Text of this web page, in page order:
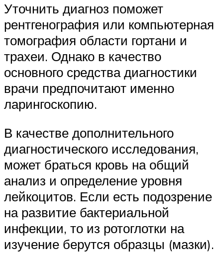
Уточнить диагноз поможет
рентгенография или компьютерная
томография области гортани и
трахеи. Однако в качество
основного средства диагностики
врачи предпочитают именно
ларингоскопию.
В качестве дополнительного
диагностического исследования,
может браться кровь на общий
анализ и определение уровня
лейкоцитов. Если есть подозрение
на развитие бактериальной
инфекции, то из ротоглотки на
изучение берутся образцы (мазки).